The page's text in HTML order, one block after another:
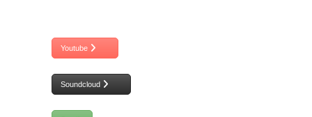
Youtube
Soundcloud